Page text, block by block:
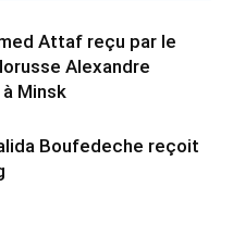
Attaf reçu par le
Alexandre
Minsk
Boufedeche reçoit